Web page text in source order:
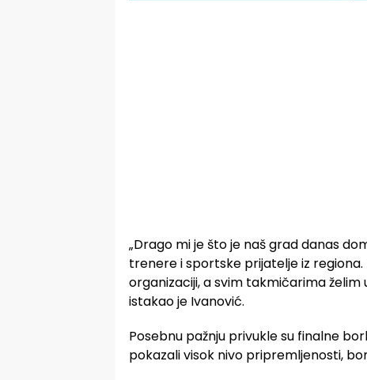
„Drago mi je što je naš grad danas
trenere i sportske prijatelje iz regiona.
organizaciji, a svim takmičarima želim
istakao je Ivanović.
Posebnu pažnju privukle su finalne
pokazali visok nivo pripremljenosti,